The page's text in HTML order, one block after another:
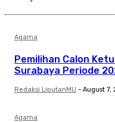
Agama
Pemilihan Calon
Surabaya Periode
Redaksi LiputanMU - August 7,
Agama